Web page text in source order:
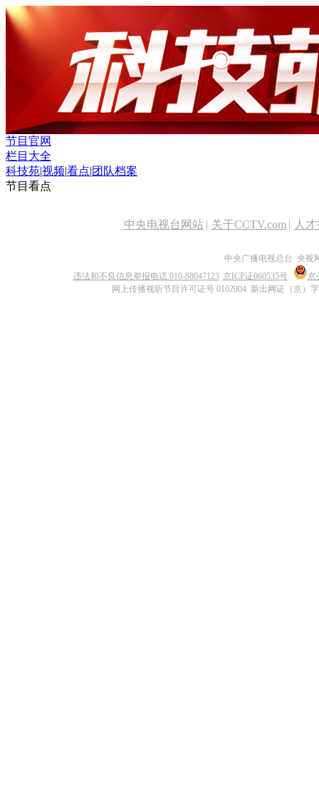
节目官网
栏目大全
科技苑|视频|看点|团队档案
节目看点
中央电视台网站 | 关于CCTV.com | 人
中央广播电视总台 央视
违法和不良信息举报电话:010-88047123 京ICP证060535号
京
网上传播视听节目许可证号 0102004 新出网证（京）